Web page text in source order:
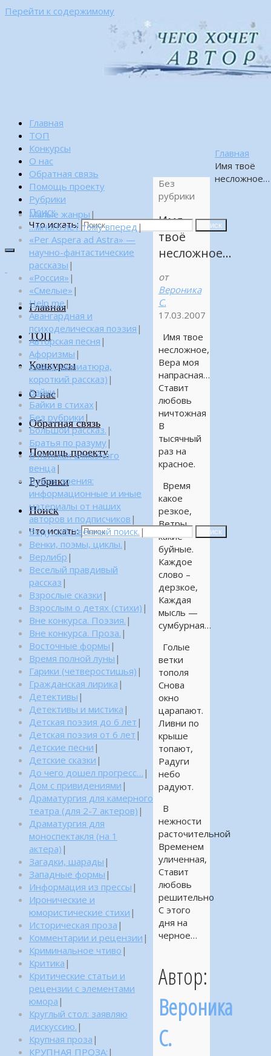
Перейти к содержимому
Главная
ТОП
Конкурсы
О нас
Обратная связь
Помощь проекту
Рубрики
Поиск
Что искать:
Поиск
Главная
ТОП
Конкурсы
О нас
Обратная связь
Помощь проекту
Рубрики
Поиск
Что искать: Поиск
Главная
Имя твоё
несложное…
Без
рубрики
Имя
твоё
несложное…
от
Вероника
С.
17.03.2007
Имя твое
несложное,
Вера моя
напрасная…
Ставит
любовь
ничтожная
В
тысячный
раз на
красное.
Время
какое
резкое,
Ветры
какие
буйные.
Каждое
слово –
дерзкое,
Каждая
мысль —
сумбурная…
Голые
ветки
тополя
Снова
окно
царапают.
Ливни по
крыше
топают,
Радуги
небо
радуют.
В
нежности
расточительной
Временем
уличенная,
Ставит
любовь
решительно
С этого
дня на
черное…
Автор:
Вероника
С.
Малые жанры |
…много лет тому вперед |
«Per Aspera ad Astra» —
научно-фантастические
рассказы |
«Россия» |
«Смелые» |
Help me|
Авангардная и
психоделическая поэзия |
Авторская песня |
Афоризмы |
Байка (миниатюра,
короткий рассказ) |
Байки|
Байки в стихах |
Без рубрики |
Большой рассказ. |
Братья по разуму|
В поисках алмазного
венца |
В поле зрения:
информационные и иные
материалы от наших
авторов и подписчиков |
Веду собственный поиск. |
Венки, поэмы, циклы. |
Верлибр |
Веселый правдивый
рассказ |
Взрослые сказки |
Взрослым о детях (стихи) |
Вне конкурса. Поэзия. |
Вне конкурса. Проза. |
Восточные формы |
Время полной луны |
Гарики (четверостишья) |
Гражданская лирика |
Детективы |
Детективы и мистика |
Детская поэзия до 6 лет |
Детская поэзия от 6 лет |
Детские песни |
Детские сказки |
До чего дошел прогресс… |
Дом с привидениями |
Драматургия для камерного
театра (для 2-7 актеров) |
Драматургия для
моноспектакля (на 1
актера) |
Загадки, шарады |
Западные формы |
Информация из прессы |
Иронические и
юмористические стихи |
Историческая проза |
Комментарии и рецензии |
Криминальное чтиво |
Критика |
Критические статьи и
рецензии с элементами
юмора |
Круглый стол: заявляю
дискуссию. |
Крупная проза |
КРУПНАЯ ПРОЗА: |